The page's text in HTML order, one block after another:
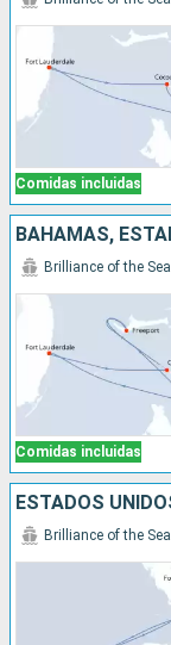
Comidas incluidas
BAHAMAS,
Comidas incluidas
Brilliance of the
ESTADOS
Brilliance of the